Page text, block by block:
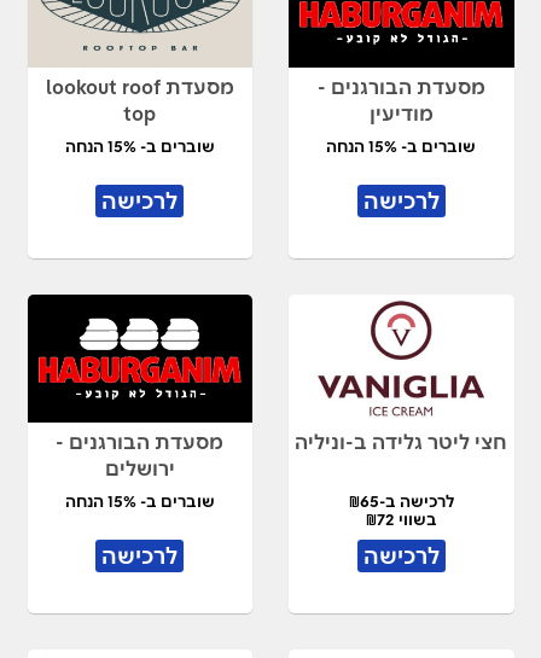
מסעדת הבורגנים -
מודיעין
שוברים ב- 15% הנחה
לרכישה
מסעדת lookout roof
top
שוברים ב- 15% הנחה
לרכישה
חצי ליטר גלידה ב-וניליה
לרכישה ב-₪65
בשווי ₪72
לרכישה
מסעדת הבורגנים -
ירושלים
שוברים ב- 15% הנחה
לרכישה